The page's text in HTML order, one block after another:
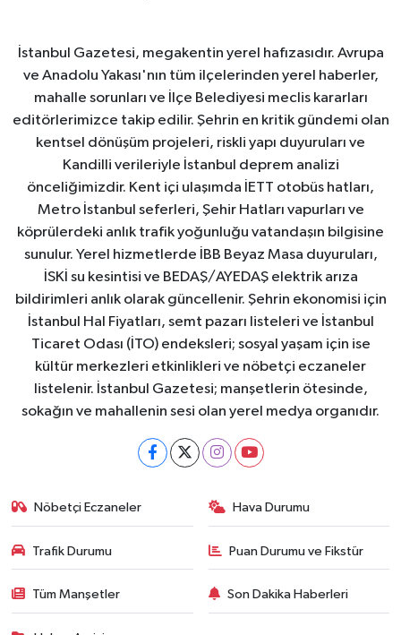
İstanbul Gazetesi, megakentin yerel hafızasıdır. Avrupa
ve Anadolu Yakası'nın tüm ilçelerinden yerel haberler,
mahalle sorunları ve İlçe Belediyesi meclis kararları
editörlerimizce takip edilir. Şehrin en kritik gündemi olan
kentsel dönüşüm projeleri, riskli yapı duyuruları ve
Kandilli verileriyle İstanbul deprem analizi
önceliğimizdir. Kent içi ulaşımda İETT otobüs hatları,
Metro İstanbul seferleri, Şehir Hatları vapurları ve
köprülerdeki anlık trafik yoğunluğu vatandaşın bilgisine
sunulur. Yerel hizmetlerde İBB Beyaz Masa duyuruları,
İSKİ su kesintisi ve BEDAŞ/AYEDAŞ elektrik arıza
bildirimleri anlık olarak güncellenir. Şehrin ekonomisi için
İstanbul Hal Fiyatları, semt pazarı listeleri ve İstanbul
Ticaret Odası (İTO) endeksleri; sosyal yaşam için ise
kültür merkezleri etkinlikleri ve nöbetçi eczaneler
listelenir. İstanbul Gazetesi; manşetlerin ötesinde,
sokağın ve mahallenin sesi olan yerel medya organıdır.
Nöbetçi Eczaneler Hava Durumu
Trafik Durumu Puan Durumu ve Fikstür
Tüm Manşetler Son Dakika Haberleri